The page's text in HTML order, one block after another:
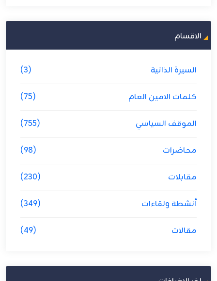
الاقسام
السيرة الذاتية (3)
كلمات الامين العام (75)
الموقف السياسي (755)
محاضرات (98)
مقابلات (230)
أنشطة ولقاءات (349)
مقالات (49)